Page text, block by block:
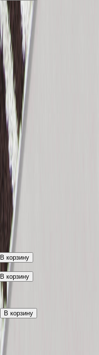
В корзину
В корзину
В корзину